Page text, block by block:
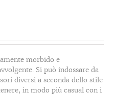
morbido e
Si può indossare da
diversi a seconda dello stile
in modo più casual con i